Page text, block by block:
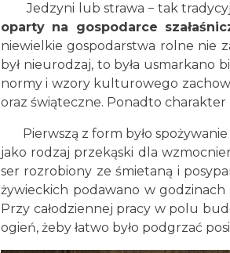
Jedzyni lub strawa − tak
oparty na gospodarce
niewielkie gospodarstwa rolne nie
był nieurodzaj, to była usmarkano
normy i wzory kulturowego
oraz świąteczne. Ponadto charakter
Pierwszą z form było spożywanie
jako rodzaj przekąski dla
ser rozrobiony ze śmietaną i
żywieckich podawano w
Przy całodziennej pracy w polu
ogień, żeby łatwo było podgrzać